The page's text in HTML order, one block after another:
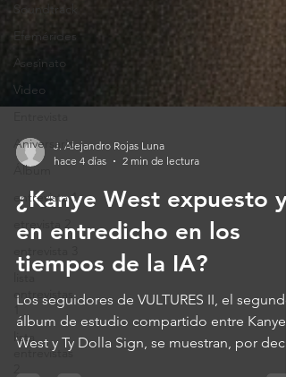
Soundtrack
Efemérides
Asesinato
Video
Aniversario
Álbum
entrevista 1
entrevistas
1
lista
entrevistas
J. Alejandro Rojas Luna
hace 4 días
2 min de lectura
¿Kanye West expuesto y
en entredicho en los
tiempos de la IA?
Los seguidores de VULTURES II, el segundo